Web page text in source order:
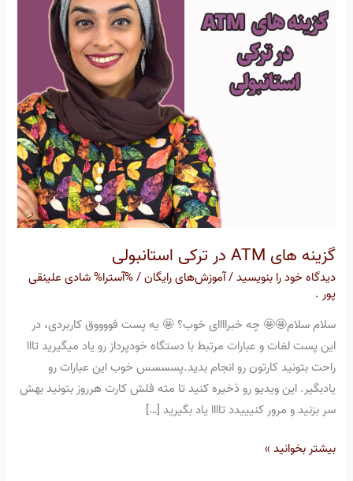
گزینه های ATM در ترکی استانبولی
دیدگاه‌ خود را بنویسید/آموزش‌های رایگان/ %آسترا%شادی علینقی
پور .
سلام سلام🤩🤩 چه خبراااای خوب؟ 🤩 یه پست فووووق کاربردی، در
این پست لغات و عبارات مرتبط با دستگاه خودپرداز رو یاد میگیرید تااا
راحت بتونید کارتون رو انجام بدید.پسسسس خوب این عبارات رو
یادبگیر. این ویدیو رو ذخیره کنید تا مثه فلش کارت هرروز بتونید بهش
سر بزنید و مرور کنیییدد تاااا یاد بگیرید […]
ترکی
استانبولی
بیشتر بخوانید »